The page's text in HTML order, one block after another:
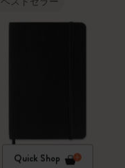
Quick Shop